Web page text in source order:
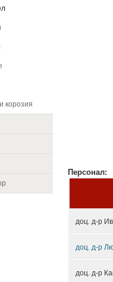
корозия
Персонал:
доц. д-р
доц. д-р
доц. д-р